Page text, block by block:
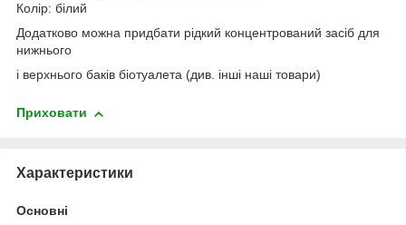
Колір: білий
Додатково можна придбати рідкий концентрований засіб для
нижнього
і верхнього баків біотуалета (див. інші наші товари)
Приховати
Характеристики
Основні